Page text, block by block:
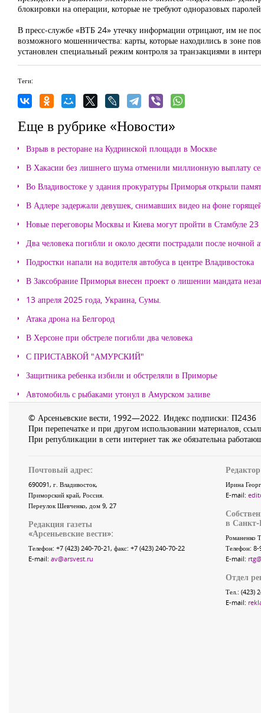
блокировки на операции, которые не требуют одноразовых
В пресс-службе «ВТБ 24» утечку информации отрицают, им не
возможного мошенничества: карты, которые находились в зоне
установлен специальный режим контроля за транзакциями в
Теги:
Еще в рубрике «Новости»
Взрыв в ресторане на Кудринской площади в Москве
В Хакасии без лишнего шума отменили миллионную выплату
Во Владивостоке у здания прокуратуры Приморья открыли
В Адлере задержали девушек, снимавших видео на фоне
Новые переговоры Москвы и Киева могут пройти в Стамбуле
Два человека погибли и около десяти пострадали после ночной
Подростки напали на водителя автобуса в центре Владивостока
В Заксобрание Приморья внесен проект о лишении мандата
13 апреля 2025 года, Украина, Сумы.
Атака дрона на Белгород
В Херсоне при обстреле погибли два человека
С ПРИСТАВКОЙ "АМУРСКИЙ"
Защитника ребенка избили и обстреляли в Приморье
Автомобиль с рыбаками утонул в Амурском заливе
© Арсеньевские вести, 1992—2022. Индекс подписки: П2436
При перепечатке и при другом использовании материалов,
При републикации в сети интернет так же обязательна
Почтовый адрес:
690091, г. Владивосток,
Приморский край, Россия.
Переулок Шевченко, дом 9, 27
Редакция газеты
«Арсеньевские вести»:
Телефон: +7 (423) 240-70-21, факс: +7 (423) 240-70-22
E-mail: av@arsvest.ru
Ирина
E-mail:
в Санкт-
Романенко
Телефон:
E-mail:
Отдел
Тел.: (423)
E-mail: